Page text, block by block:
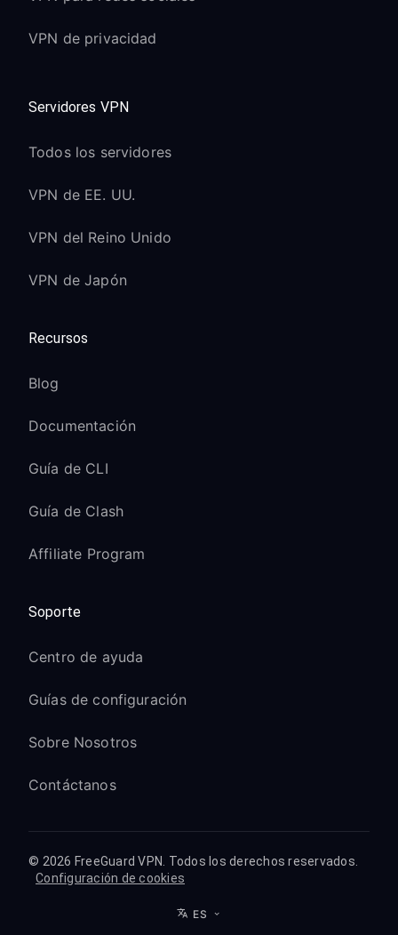
VPN de privacidad
Servidores VPN
Todos los servidores
VPN de EE. UU.
VPN del Reino Unido
VPN de Japón
Recursos
Blog
Documentación
Guía de CLI
Guía de Clash
Affiliate Program
Soporte
Centro de ayuda
Guías de configuración
Sobre Nosotros
Contáctanos
© 2026 FreeGuard VPN. Todos los derechos reservados.
Configuración de cookies
ES